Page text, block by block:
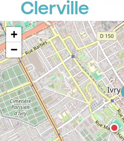
Clerville
+
−